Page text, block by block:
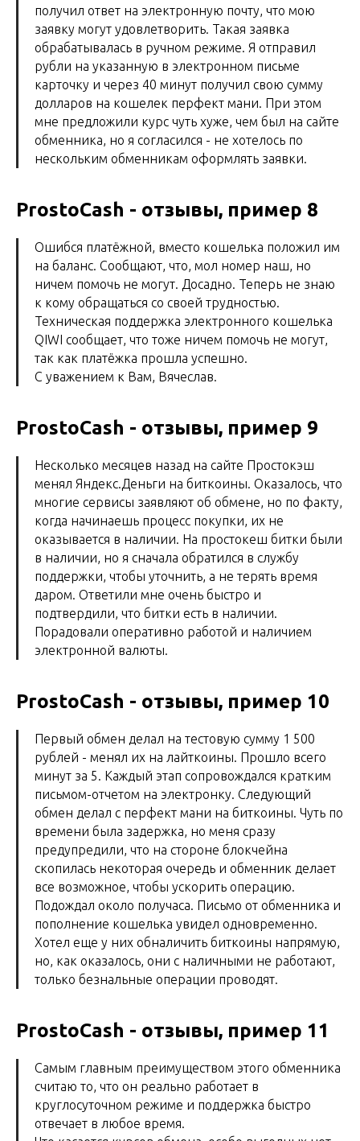
получил ответ на электронную почту, что мою
заявку могут удовлетворить. Такая заявка
обрабатывалась в ручном режиме. Я отправил
рубли на указанную в электронном письме
карточку и через 40 минут получил свою сумму
долларов на кошелек перфект мани. При этом
мне предложили курс чуть хуже, чем был на сайте
обменника, но я согласился - не хотелось по
нескольким обменникам оформлять заявки.
ProstoCash - отзывы, пример 8
Ошибся платёжной, вместо кошелька положил им
на баланс. Сообщают, что, мол номер наш, но
ничем помочь не могут. Досадно. Теперь не знаю
к кому обращаться со своей трудностью.
Техническая поддержка электронного кошелька
QIWI сообщает, что тоже ничем помочь не могут,
так как платёжка прошла успешно.
С уважением к Вам, Вячеслав.
ProstoCash - отзывы, пример 9
Несколько месяцев назад на сайте Простокэш
менял Яндекс.Деньги на биткоины. Оказалось, что
многие сервисы заявляют об обмене, но по факту,
когда начинаешь процесс покупки, их не
оказывается в наличии. На простокеш битки были
в наличии, но я сначала обратился в службу
поддержки, чтобы уточнить, а не терять время
даром. Ответили мне очень быстро и
подтвердили, что битки есть в наличии.
Порадовали оперативно работой и наличием
электронной валюты.
ProstoCash - отзывы, пример 10
Первый обмен делал на тестовую сумму 1 500
рублей - менял их на лайткоины. Прошло всего
минут за 5. Каждый этап сопровождался кратким
письмом-отчетом на электронку. Следующий
обмен делал с перфект мани на биткоины. Чуть по
времени была задержка, но меня сразу
предупредили, что на стороне блокчейна
скопилась некоторая очередь и обменник делает
все возможное, чтобы ускорить операцию.
Подождал около получаса. Письмо от обменника и
пополнение кошелька увидел одновременно.
Хотел еще у них обналичить биткоины напрямую,
но, как оказалось, они с наличными не работают,
только безнальные операции проводят.
ProstoCash - отзывы, пример 11
Самым главным преимуществом этого обменника
считаю то, что он реально работает в
круглосуточном режиме и поддержка быстро
отвечает в любое время.